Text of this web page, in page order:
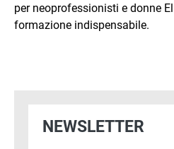
per neoprofessionisti e donne
formazione indispensabile.
NEWSLETTER